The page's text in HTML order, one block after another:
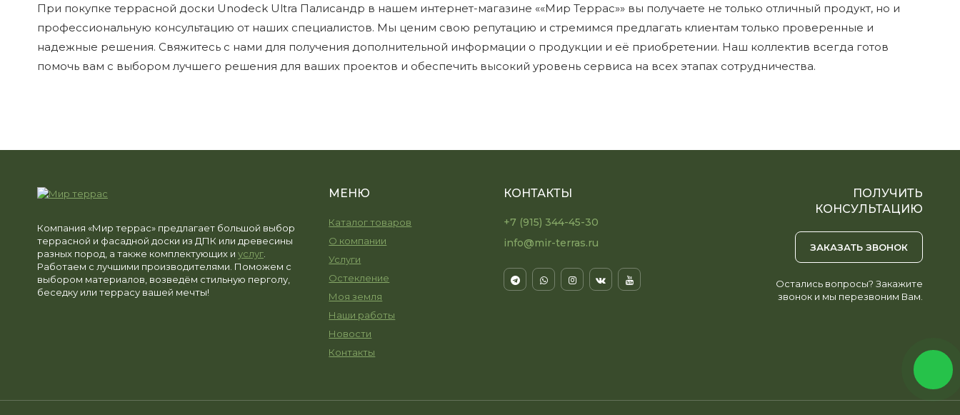
При покупке террасной доски Unodeck Ultra Палисандр в нашем интернет-магазине ««Мир Террас»» вы получаете не только отличный продукт, но и
профессиональную консультацию от наших специалистов. Мы ценим свою репутацию и стремимся предлагать клиентам только проверенные и
надежные решения. Свяжитесь с нами для получения дополнительной информации о продукции и её приобретении. Наш коллектив всегда готов
помочь вам с выбором лучшего решения для ваших проектов и обеспечить высокий уровень сервиса на всех этапах сотрудничества.
Компания «Мир террас» предлагает большой выбор
террасной и фасадной доски из ДПК или древесины
разных пород, а также комплектующих и услуг
Работаем с лучшими производителями. Поможем с
выбором материалов, возведём стильную перголу,
беседку или террасу вашей мечты!
МЕНЮ
Каталог товаров
О компании
Услуги
Остекление
Моя земля
Наши работы
Новости
Контакты
КОНТАКТЫ
+7 (915) 344-45-30
info@mir-terras.ru
ПОЛУЧИТЬ
КОНСУЛЬТАЦИЮ
ЗАКАЗАТЬ ЗВОНОК
Остались вопросы? Закажите
звонок и мы перезвоним Вам.